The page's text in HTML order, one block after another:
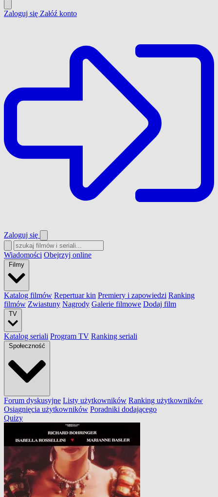
Zaloguj się Załóź konto
Zaloguj się
Wiadomości Obejrzyj online
Filmy
Katalog filmów Repertuar kin Premiery i zapowiedzi Ranking
filmów Zwiastuny Nagrody Galerie filmowe Dodaj film
TV
Katalog seriali Program TV Ranking seriali
Społeczność
Forum dyskusyjne Listy użytkowników Ranking użytkowników
Osiągnięcia użytkowników Poradniki dodającego
Quizy